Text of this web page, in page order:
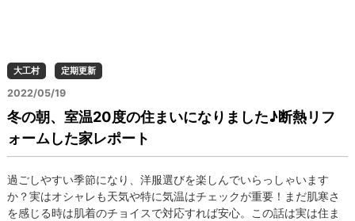
大工村 定期更新
2022/05/19
冬の朝、室温20度の住まいになりました♪断熱リフ
ォームした家レポート
過ごしやすい季節になり、洋服選びを楽しんでいらっしゃいます
か？実はオシャレも天気や特に気温はチェックが重要！まだ肌寒さ
を感じる時は肌着のチョイスで対応すれば安心。この話は実は住ま